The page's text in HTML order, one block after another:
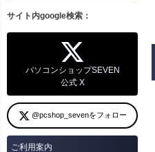
サイト内google検索：
パソコンショップSEVEN
公式 X
@pcshop_sevenをフォロー
ご利用案内